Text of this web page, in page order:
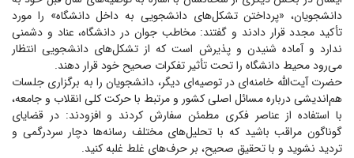
دانشجویان، «پرداختن تشکل‌های دانشجویی به داخل دانشگاه» را مورد
تأکید مجدد قرار دادند و گفتند: مخاطب جوان در دانشگاه، عناد و دشمنی
ندارد و آماده شنیدن و پذیرش است که از تشکل‌های دانشجویی انتظار
می‌رود محیط دانشگاه را تحت تأثیر تفکرات صحیح خود قرار دهند.
حضرت آیت‌الله خامنه‌ای در توصیه‌ای دیگر، دانشجویان را به برگزاری جلسات
هم‌اندیشی درباره مسائل اصلی کشور و مرتبط با حرکت کلی انقلاب و جامعه،
با استفاده از عناصر فکری مطمئن سفارش کردند و افزودند: در قضایای
گوناگون مراقب باشید که با تحلیل‌های مختلف رسانه‌ها دچار سردرگمی و
تردید نشوید و با تحقیق صحیح، بر حرف‌های غلط غلبه کنید.